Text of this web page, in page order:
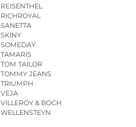
REISENTHEL
RICHROYAL
SANETTA
SKINY
SOMEDAY
TAMARIS
TOM TAILOR
TOMMY JEANS
TRIUMPH
VEJA
VILLEROY & BOCH
WELLENSTEYN